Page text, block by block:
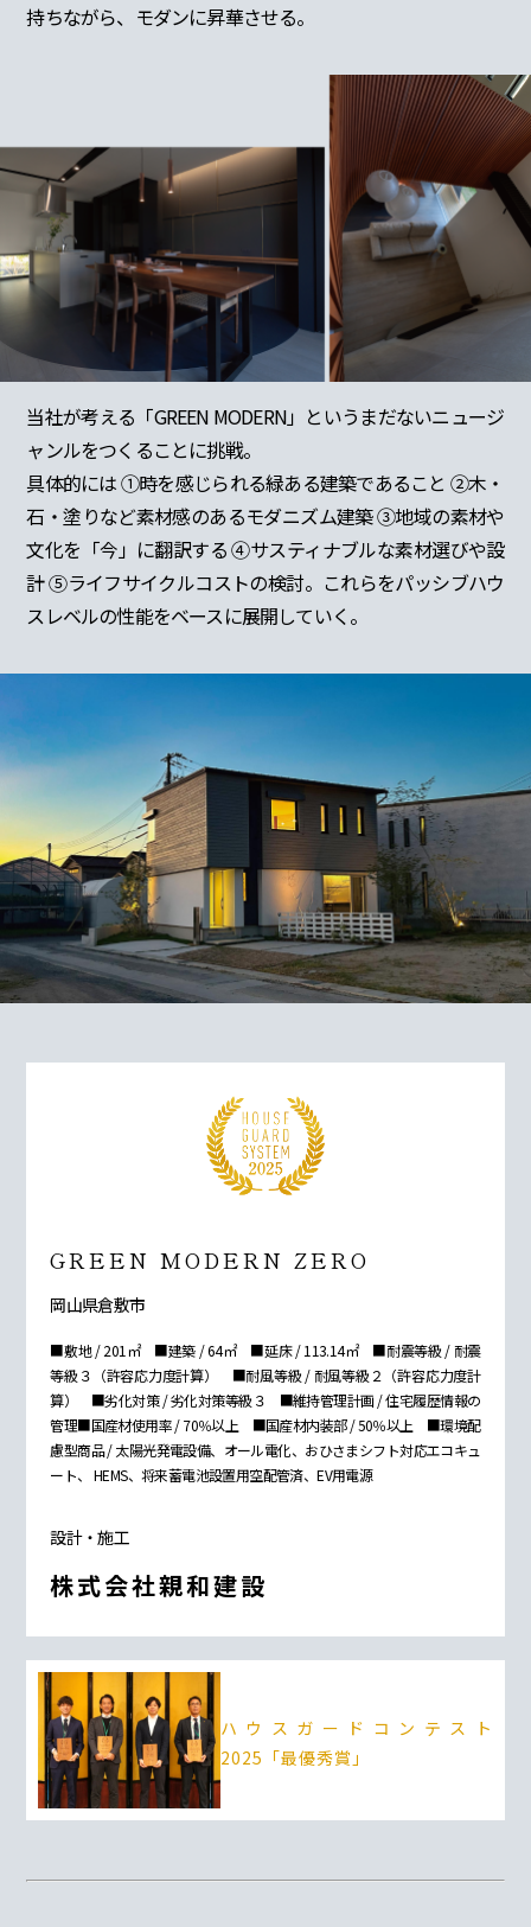
持ちながら、モダンに昇華させる。
当社が考える「GREEN MODERN」というまだないニュージ
ャンルをつくることに挑戦。
具体的には ①時を感じられる緑ある建築であること ②木・
石・塗りなど素材感のあるモダニズム建築 ③地域の素材や
文化を「今」に翻訳する ④サスティナブルな素材選びや設
計 ⑤ライフサイクルコストの検討。これらをパッシブハウ
スレベルの性能をベースに展開していく。
GREEN MODERN ZERO
岡山県倉敷市
■敷地 / 201㎡ ■建築 / 64㎡ ■延床 / 113.14㎡ ■耐震等級 / 耐震
等級３（許容応力度計算） ■耐風等級 / 耐風等級２（許容応力度計
算） ■劣化対策 / 劣化対策等級３ ■維持管理計画 / 住宅履歴情報の
管理■国産材使用率 / 70％以上 ■国産材内装部 / 50％以上 ■環境配
慮型商品 / 太陽光発電設備、オール電化、おひさまシフト対応エコキュ
ート、 HEMS、将来蓄電池設置用空配管済、EV用電源
設計・施工
株式会社親和建設
ハウスガードコンテスト
2025「最優秀賞」